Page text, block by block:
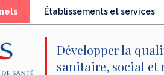
(élémentÉtablissements et services
Développer la
sanitaire, social et